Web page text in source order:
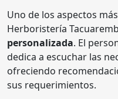
Uno de los aspectos
Herboristería
personalizada. El
dedica a escuchar las
ofreciendo
sus requerimientos.